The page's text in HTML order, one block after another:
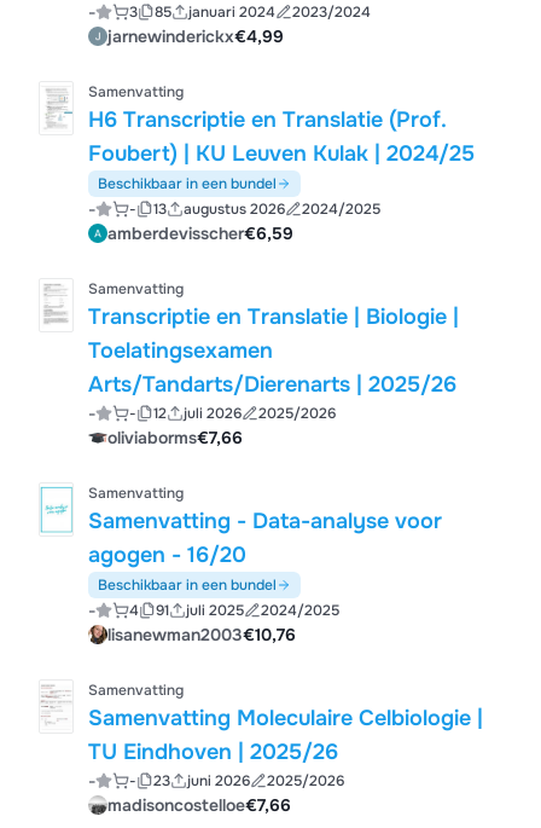
- 3 85 januari 2024 2023/2024
jarnewinderickx€4,99
Samenvatting
H6 Transcriptie en Translatie (Prof.
Foubert) | KU Leuven Kulak | 2024/25
Beschikbaar in een bundel
- - 13 augustus 2026 2024/2025
amberdevisscher€6,59
Samenvatting
Transcriptie en Translatie | Biologie |
Toelatingsexamen
Arts/Tandarts/Dierenarts | 2025/26
- - 12 juli 2026 2025/2026
oliviaborms€7,66
Samenvatting
Samenvatting - Data-analyse voor
agogen - 16/20
Beschikbaar in een bundel
- 4 91 juli 2025 2024/2025
lisanewman2003€10,76
Samenvatting
Samenvatting Moleculaire Celbiologie |
TU Eindhoven | 2025/26
- - 23 juni 2026 2025/2026
madisoncostelloe€7,66